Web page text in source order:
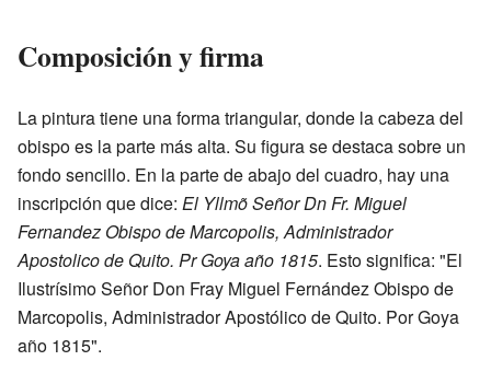
Composición y firma
La pintura tiene una forma triangular, donde la cabeza del
obispo es la parte más alta. Su figura se destaca sobre un
fondo sencillo. En la parte de abajo del cuadro, hay una
inscripción que dice: El Yllmõ Señor Dn Fr. Miguel
Fernandez Obispo de Marcopolis, Administrador
Apostolico de Quito. Pr Goya año 1815. Esto significa: "El
Ilustrísimo Señor Don Fray Miguel Fernández Obispo de
Marcopolis, Administrador Apostólico de Quito. Por Goya
año 1815".